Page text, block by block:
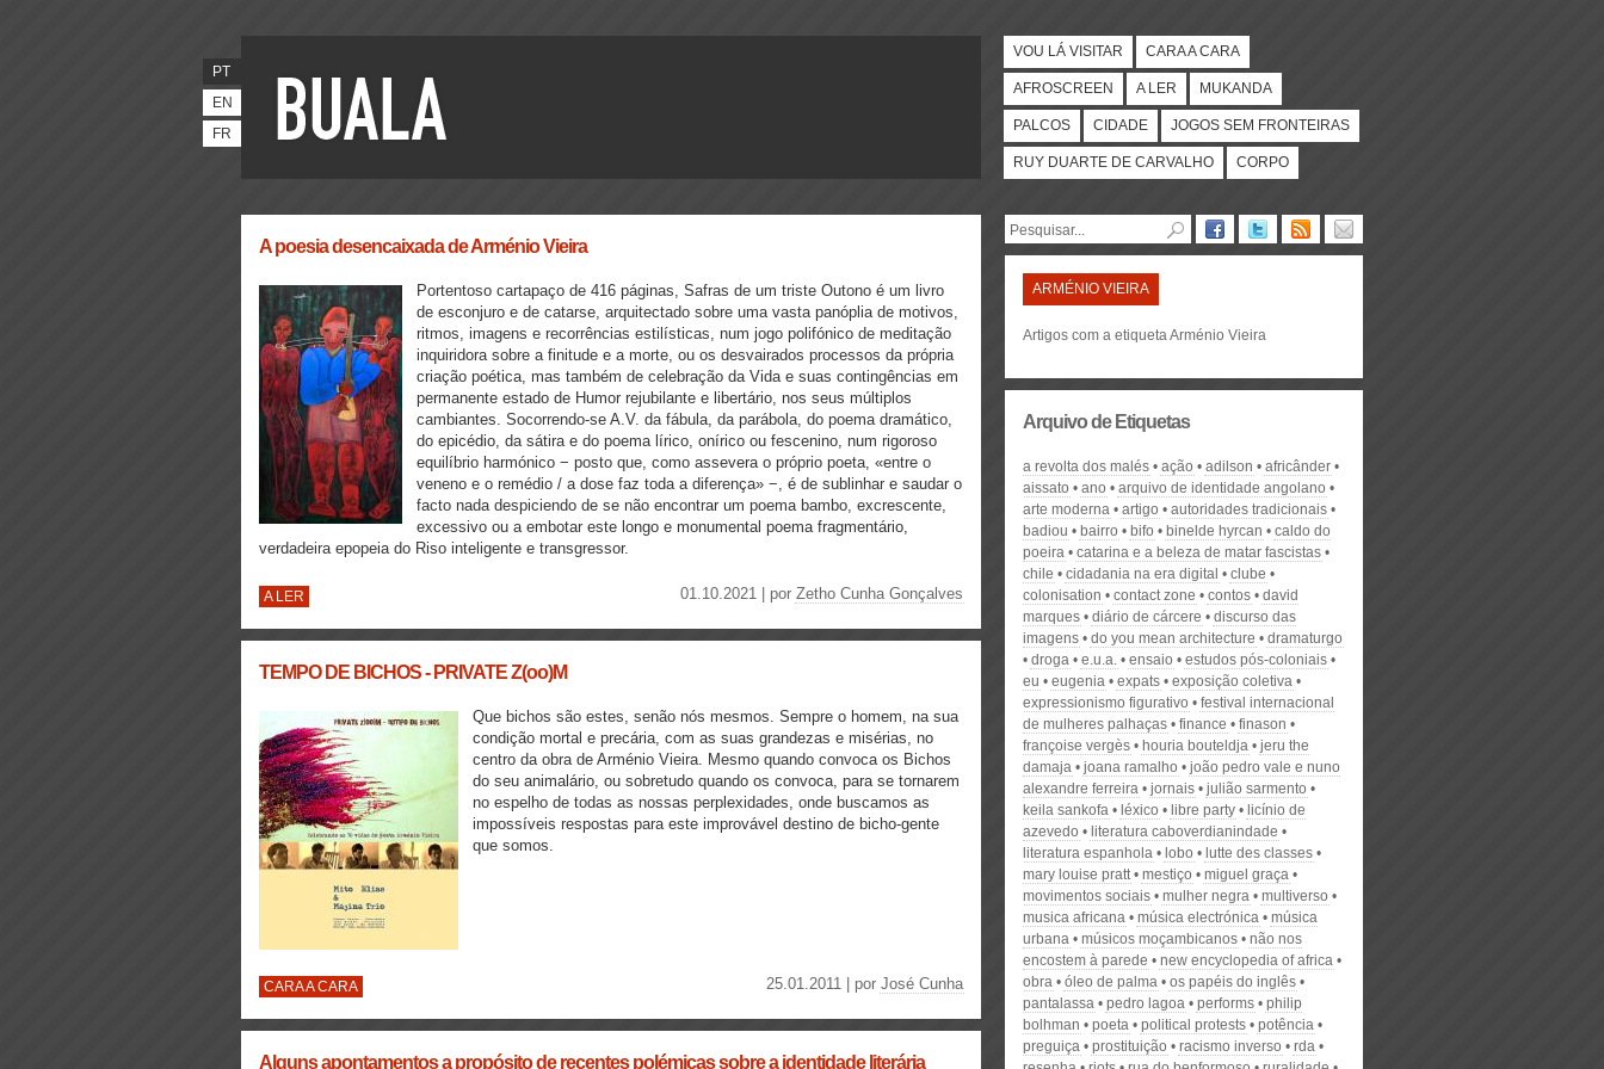
PT
EN
FR
VOU LÁ VISITAR CARA A CARA
AFROSCREEN A LER MUKANDA
PALCOS CIDADE JOGOS SEM FRONTEIRAS
RUY DUARTE DE CARVALHO CORPO
A poesia desencaixada de Arménio Vieira
Portentoso cartapaço de 416 páginas, Safras de um triste Outono é um livro
de esconjuro e de catarse, arquitectado sobre uma vasta panóplia de motivos,
ritmos, imagens e recorrências estilísticas, num jogo polifónico de meditação
inquiridora sobre a finitude e a morte, ou os desvairados processos da própria
criação poética, mas também de celebração da Vida e suas contingências em
permanente estado de Humor rejubilante e libertário, nos seus múltiplos
cambiantes. Socorrendo-se A.V. da fábula, da parábola, do poema dramático,
do epicédio, da sátira e do poema lírico, onírico ou fescenino, num rigoroso
equilíbrio harmónico − posto que, como assevera o próprio poeta, «entre o
veneno e o remédio / a dose faz toda a diferença» −, é de sublinhar e saudar o
facto nada despiciendo de se não encontrar um poema bambo, excrescente,
excessivo ou a embotar este longo e monumental poema fragmentário,
verdadeira epopeia do Riso inteligente e transgressor.
A LER 01.10.2021 | por Zetho Cunha Gonçalves
TEMPO DE BICHOS - PRIVATE Z(oo)M
Que bichos são estes, senão nós mesmos. Sempre o homem, na sua
condição mortal e precária, com as suas grandezas e misérias, no
centro da obra de Arménio Vieira. Mesmo quando convoca os Bichos
do seu animalário, ou sobretudo quando os convoca, para se tornarem
no espelho de todas as nossas perplexidades, onde buscamos as
impossíveis respostas para este improvável destino de bicho-gente
que somos.
CARA A CARA 25.01.2011 | por José Cunha
Alguns apontamentos a propósito de recentes polémicas sobre a identidade literária
ARMÉNIO VIEIRA
Artigos com a etiqueta Arménio Vieira
Arquivo de Etiquetas
a revolta dos malés ação adilson
africânder
aissato
ano
arquivo de identidade angolano
arte moderna
artigo
autoridades tradicionais
badiou
bairro bifo binelde hyrcan
caldo do
poeira
catarina e a beleza de matar fascistas
chile
cidadania na era digital
clube
colonisation
contact zone contos
david
marques
diário de cárcere
discurso das
imagens
do you mean architecture
dramaturgo
droga
e.u.a. ensaio
estudos pós-coloniais
eu
eugenia expats
exposição coletiva
expressionismo figurativo
festival internacional
de mulheres palhaças
finance
finason
françoise vergès
houria bouteldja
jeru the
damaja
joana ramalho
joão pedro vale e nuno
alexandre ferreira
jornais
julião sarmento
keila sankofa
léxico libre party
licínio de
azevedo
literatura caboverdianindade
literatura espanhola
lobo
lutte des classes
mary louise pratt
mestiço
miguel graça
movimentos sociais
mulher negra
multiverso
musica africana
música electrónica
música
urbana
músicos moçambicanos
não nos
encostem à parede
new encyclopedia of africa
obra
óleo de palma
os papéis do inglês
pantalassa
pedro lagoa performs
philip
bolhman
poeta political protests
potência
preguiça
prostituição racismo inverso
rda